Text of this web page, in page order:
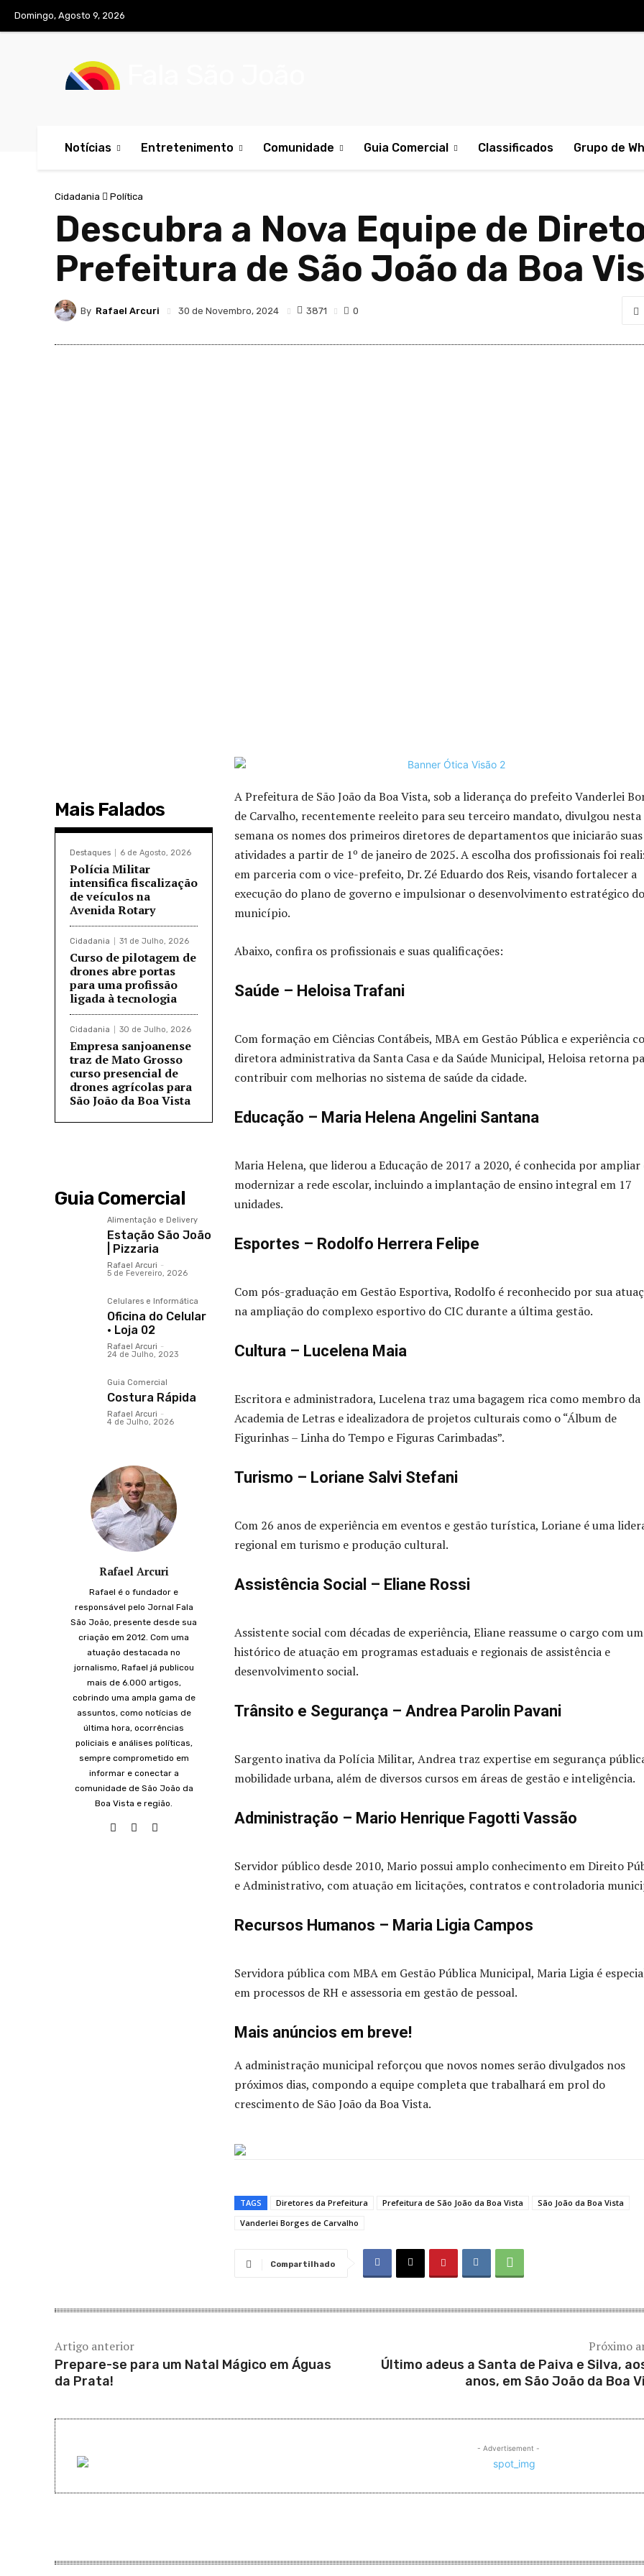
Domingo, Agosto 9, 2026
Notícias Entretenimento Comunidade Guia Comercial Classificados Grupo de
Cidadania Política
Descubra a Nova Equipe de
Prefeitura de São João da Boa
By Rafael Arcuri 30 de Novembro, 2024 3871 0
Mais Falados
Destaques 6 de Agosto, 2026
Polícia Militar
intensifica fiscalização
de veículos na
Avenida Rotary
Cidadania 31 de Julho, 2026
Curso de pilotagem de
drones abre portas
para uma profissão
ligada à tecnologia
Cidadania 30 de Julho, 2026
Empresa sanjoanense
traz de Mato Grosso
curso presencial de
drones agrícolas para
São João da Boa Vista
Guia Comercial
Alimentação e Delivery
Estação São João
| Pizzaria
Rafael Arcuri -
5 de Fevereiro, 2026
Celulares e Informática
Oficina do Celular
· Loja 02
Rafael Arcuri -
24 de Julho, 2023
Guia Comercial
Costura Rápida
Rafael Arcuri -
4 de Julho, 2026
Rafael Arcuri
Rafael é o fundador e
responsável pelo Jornal Fala
São João, presente desde sua
criação em 2012. Com uma
atuação destacada no
jornalismo, Rafael já publicou
mais de 6.000 artigos,
cobrindo uma ampla gama de
assuntos, como notícias de
última hora, ocorrências
policiais e análises políticas,
sempre comprometido em
informar e conectar a
comunidade de São João da
Boa Vista e região.
A Prefeitura de São João da Boa Vista, sob a liderança do prefeito Vanderlei
de Carvalho, recentemente reeleito para seu terceiro mandato, divulgou nesta
semana os nomes dos primeiros diretores de departamentos que iniciarão suas
atividades a partir de 1º de janeiro de 2025. A escolha dos profissionais foi
em parceria com o vice-prefeito, Dr. Zé Eduardo dos Reis, visando fortalecer a
execução do plano de governo e impulsionar o desenvolvimento estratégico do
município.
Abaixo, confira os profissionais e suas qualificações:
Saúde – Heloisa Trafani
Com formação em Ciências Contábeis, MBA em Gestão Pública e experiência
diretora administrativa da Santa Casa e da Saúde Municipal, Heloisa retorna
contribuir com melhorias no sistema de saúde da cidade.
Educação – Maria Helena Angelini Santana
Maria Helena, que liderou a Educação de 2017 a 2020, é conhecida por ampliar
modernizar a rede escolar, incluindo a implantação de ensino integral em 17
unidades.
Esportes – Rodolfo Herrera Felipe
Com pós-graduação em Gestão Esportiva, Rodolfo é reconhecido por sua
na ampliação do complexo esportivo do CIC durante a última gestão.
Cultura – Lucelena Maia
Escritora e administradora, Lucelena traz uma bagagem rica como membro da
Academia de Letras e idealizadora de projetos culturais como o “Álbum de
Figurinhas – Linha do Tempo e Figuras Carimbadas”.
Turismo – Loriane Salvi Stefani
Com 26 anos de experiência em eventos e gestão turística, Loriane é uma
regional em turismo e produção cultural.
Assistência Social – Eliane Rossi
Assistente social com décadas de experiência, Eliane reassume o cargo com um
histórico de atuação em programas estaduais e regionais de assistência e
desenvolvimento social.
Trânsito e Segurança – Andrea Parolin Pavani
Sargento inativa da Polícia Militar, Andrea traz expertise em segurança
mobilidade urbana, além de diversos cursos em áreas de gestão e inteligência.
Administração – Mario Henrique Fagotti Vassão
Servidor público desde 2010, Mario possui amplo conhecimento em Direito
e Administrativo, com atuação em licitações, contratos e controladoria
Recursos Humanos – Maria Ligia Campos
Servidora pública com MBA em Gestão Pública Municipal, Maria Ligia é
em processos de RH e assessoria em gestão de pessoal.
Mais anúncios em breve!
A administração municipal reforçou que novos nomes serão divulgados nos
próximos dias, compondo a equipe completa que trabalhará em prol do
crescimento de São João da Boa Vista.
TAGS Diretores da Prefeitura Prefeitura de São João da Boa Vista
São João da Boa Vista
Vanderlei Borges de Carvalho
Compartilhado
Artigo anterior
Prepare-se para um Natal Mágico em Águas
da Prata!
Próximo
Último adeus a Santa de Paiva e Silva,
anos, em São João da Boa
- Advertisement -